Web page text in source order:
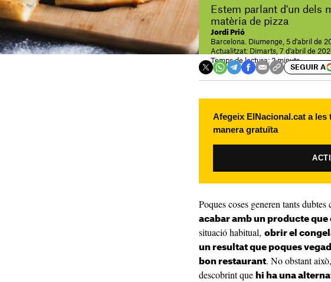
Estem parlant d'un dels
matèria de pizza
Jordi Prió
Barcelona. Diumenge, 5 d'abril de
Actualitzat: Dimarts, 7 d'abril de
Temps de lectura: 2 minuts
SEGUIR A
Afegeix ElNacional.cat a
manera gratuïta
Poques coses generen tants dubtes
acabar amb un producte
situació habitual, obrir el
un resultat que poques
bon restaurant. No obstant
descobrint que hi ha una